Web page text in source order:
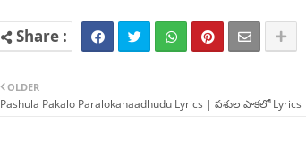
OLDER
Pashula Pakalo Paralokanaadhudu Lyrics | పశుల పాకలో Lyrics